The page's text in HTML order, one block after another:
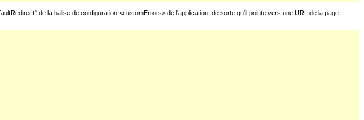
de la balise de configuration <customErrors> de l'application, de sorte qu'il pointe vers une URL de la page